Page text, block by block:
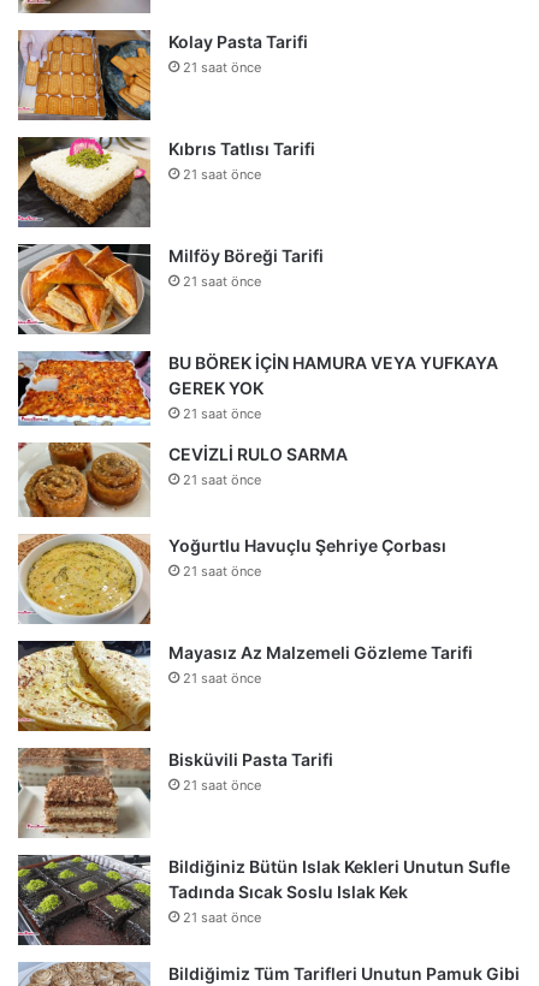
Kolay Pasta Tarifi
21 saat önce
Kıbrıs Tatlısı Tarifi
21 saat önce
Milföy Böreği Tarifi
21 saat önce
BU BÖREK İÇİN HAMURA VEYA YUFKAYA
GEREK YOK
21 saat önce
CEVİZLİ RULO SARMA
21 saat önce
Yoğurtlu Havuçlu Şehriye Çorbası
21 saat önce
Mayasız Az Malzemeli Gözleme Tarifi
21 saat önce
Bisküvili Pasta Tarifi
21 saat önce
Bildiğiniz Bütün Islak Kekleri Unutun Sufle
Tadında Sıcak Soslu Islak Kek
21 saat önce
Bildiğimiz Tüm Tarifleri Unutun Pamuk Gibi